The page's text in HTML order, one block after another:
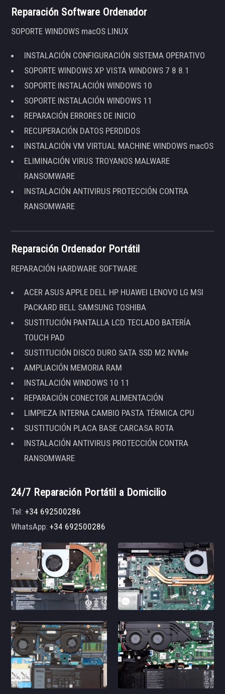
Reparación Software Ordenador
SOPORTE WINDOWS macOS LINUX
INSTALACIÓN CONFIGURACIÓN SISTEMA OPERATIVO
SOPORTE WINDOWS XP VISTA WINDOWS 7 8 8.1
SOPORTE INSTALACIÓN WINDOWS 10
SOPORTE INSTALACIÓN WINDOWS 11
REPARACIÓN ERRORES DE INICIO
RECUPERACIÓN DATOS PERDIDOS
INSTALACIÓN VM VIRTUAL MACHINE WINDOWS macOS
ELIMINACIÓN VIRUS TROYANOS MALWARE
RANSOMWARE
INSTALACIÓN ANTIVIRUS PROTECCIÓN CONTRA
RANSOMWARE
Reparación Ordenador Portátil
REPARACIÓN HARDWARE SOFTWARE
ACER ASUS APPLE DELL HP HUAWEI LENOVO LG MSI
PACKARD BELL SAMSUNG TOSHIBA
SUSTITUCIÓN PANTALLA LCD TECLADO BATERÍA
TOUCH PAD
SUSTITUCIÓN DISCO DURO SATA SSD M2 NVMe
AMPLIACIÓN MEMORIA RAM
INSTALACIÓN WINDOWS 10 11
REPARACIÓN CONECTOR ALIMENTACIÓN
LIMPIEZA INTERNA CAMBIO PASTA TÉRMICA CPU
SUSTITUCIÓN PLACA BASE CARCASA ROTA
INSTALACIÓN ANTIVIRUS PROTECCIÓN CONTRA
RANSOMWARE
24/7 Reparación Portátil a Domicilio
Tel:+34 692500286
WhatsApp:+34 692500286